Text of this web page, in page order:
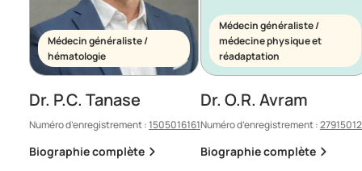
Médecin généraliste /
hématologie
Dr. P.C. Tanase
Numéro d’enregistrement :1505016161
Biographie complète
Médecin généraliste /
médecine physique et
réadaptation
Dr. O.R. Avram
Numéro d’enregistrement :
Biographie complète